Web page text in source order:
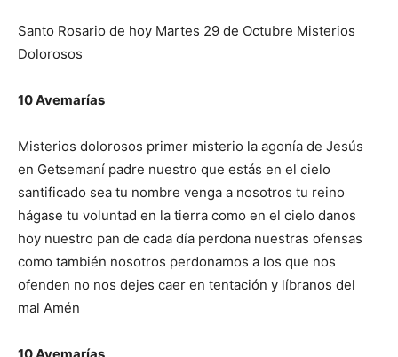
Santo Rosario de hoy Martes 29 de Octubre Misterios
Dolorosos
10 Avemarías
Misterios dolorosos primer misterio la agonía de Jesús
en Getsemaní padre nuestro que estás en el cielo
santificado sea tu nombre venga a nosotros tu reino
hágase tu voluntad en la tierra como en el cielo danos
hoy nuestro pan de cada día perdona nuestras ofensas
como también nosotros perdonamos a los que nos
ofenden no nos dejes caer en tentación y líbranos del
mal Amén